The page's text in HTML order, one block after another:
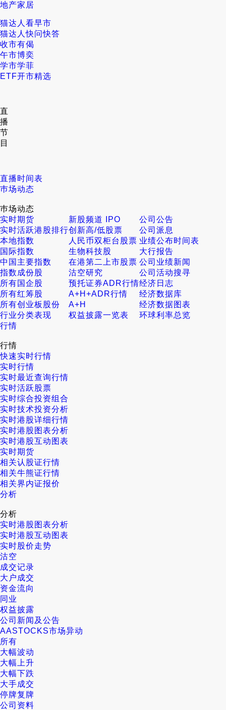
地产家居
猫达人看早市
猫达人快问快答
收市有偈
午市博奕
学市学菲
ETF开市精选
直
播
节
目
直播时间表
巿场动态
巿场动态
实时期货
新股频道 IPO
公司公告
实时活跃港股排行创新高/低股票
公司派息
本地指数
人民币双柜台股票 业绩公布时间表
国际指数
生物科技股
大行报告
中国主要指数
在港第二上市股票 公司业绩新闻
指数成份股
沽空研究
公司活动搜寻
所有国企股
预托证券ADR行情经济日志
所有红筹股
A+H+ADR行情
经济数据库
所有创业板股份
A+H
经济数据图表
行业分类表现
权益披露一览表
环球利率总览
行情
行情
快速实时行情
实时行情
实时最近查询行情
实时活跃股票
实时综合投资组合
实时技术投资分析
实时港股详细行情
实时港股图表分析
实时港股互动图表
实时期货
相关认股证行情
相关牛熊证行情
相关界内证报价
分析
分析
实时港股图表分析
实时港股互动图表
实时股价走势
沽空
成交记录
大户成交
资金流向
同业
权益披露
公司新闻及公告
AASTOCKS市场异动
所有
大幅波动
大幅上升
大幅下跌
大手成交
停牌复牌
公司资料